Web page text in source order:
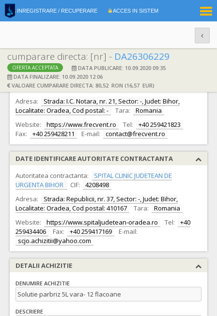
INREGISTRARE / RECUPERARE ACCES IN SISTEM
cumparare directa: [nr] - DA26306229
OFERTA ACCEPTATA
DATA PUBLICARE: 10.09.2020 09:35
DATA FINALIZARE: 10.09.2020 12:06
VALOARE CUMPARARE DIRECTA: 80,52 RON (16,57 EUR)
DATE IDENTIFICARE OFERTANT
Ofertant: S.C. Frecvent S.R.L. CIF:
13701516
Adresa:
Strada: I.C. Notara, nr. 21, Sector: -, Judet: Bihor,
Localitate: Oradea, Cod postal: -
Tara:
Romania
Website:
https://www.frecvent.ro Tel:
+40 259421823
Fax:
+40 259428211 E-mail: contact@frecvent.ro
DATE IDENTIFICARE AUTORITATE CONTRACTANTA
Autoritatea contractanta:
SPITAL CLINIC JUDETEAN DE
URGENTA BIHOR
CIF:
4208498
Adresa:
Strada: Republicii, nr. 37, Sector: -, Judet: Bihor,
Localitate: Oradea, Cod postal: 410167
Tara:
Romania
Website:
https://www.spitaljudetean-oradea.ro Tel:
+40
259434406
Fax: +40 259417169
E-mail:
scjo.achizitii@yahoo.com
DETALII ACHIZITIE
DENUMIRE ACHIZITIE
Solutie parbriz 5L vara- 12 flacoane
DESCRIERE